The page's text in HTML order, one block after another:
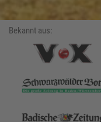
Bekannt aus: